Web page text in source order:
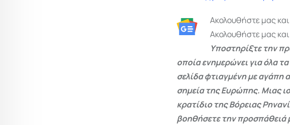
Ακολουθήστε μας
Ακολουθήστε μας
Υποστηρίξτε την
οποία ενημερώνει για όλα
σελίδα φτιαγμένη με αγάπη
σημεία της Ευρώπης. Μιας
κρατίδιο της Βόρειας
βοηθήσετε την